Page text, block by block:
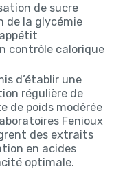
de sucre
de la glycémie
contrôle calorique
d’établir une
régulière de
de poids modérée
Fenioux
des extraits
en acides
optimale.